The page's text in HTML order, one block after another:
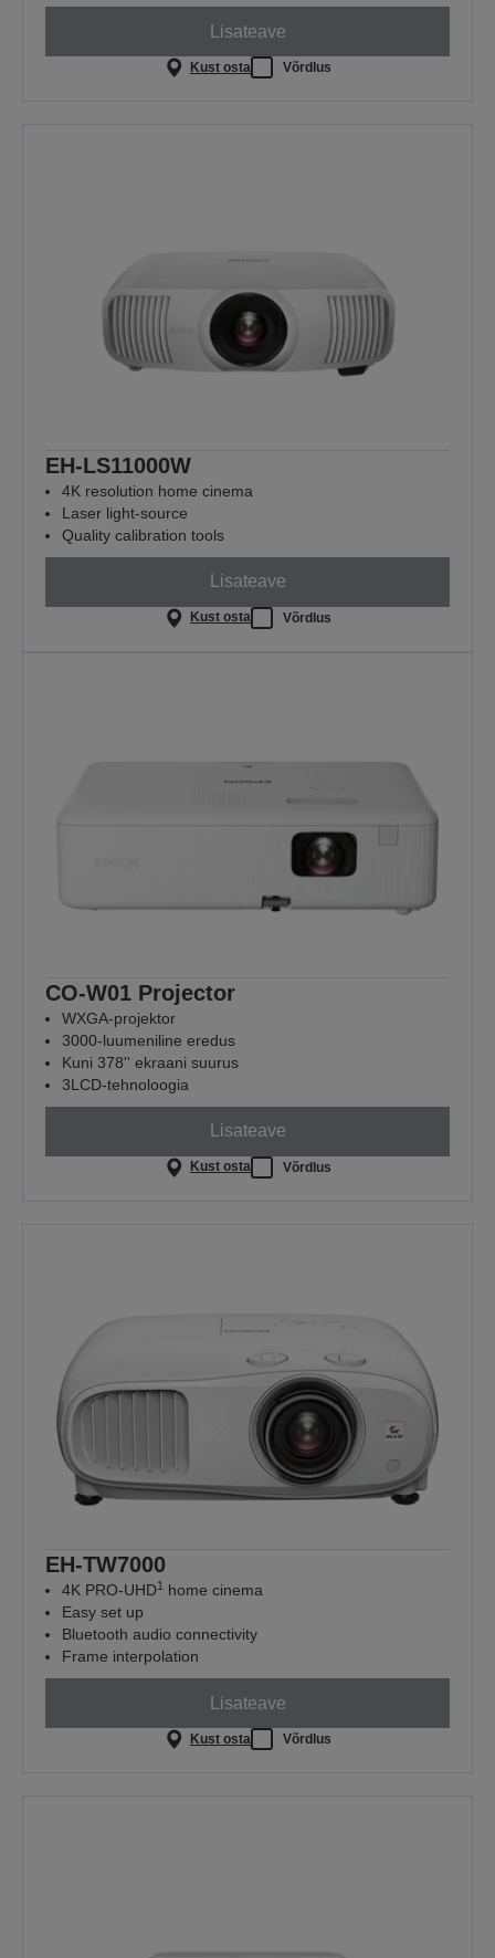
Lisateave
Kust osta Võrdlus
EH-LS11000W
4K resolution home cinema
Laser light-source
Quality calibration tools
Lisateave
Kust osta Võrdlus
CO-W01 Projector
WXGA-projektor
3000-luumeniline eredus
Kuni 378'' ekraani suurus
3LCD-tehnoloogia
Lisateave
Kust osta Võrdlus
EH-TW7000
4K PRO-UHD1 home cinema
Easy set up
Bluetooth audio connectivity
Frame interpolation
Lisateave
Kust osta Võrdlus